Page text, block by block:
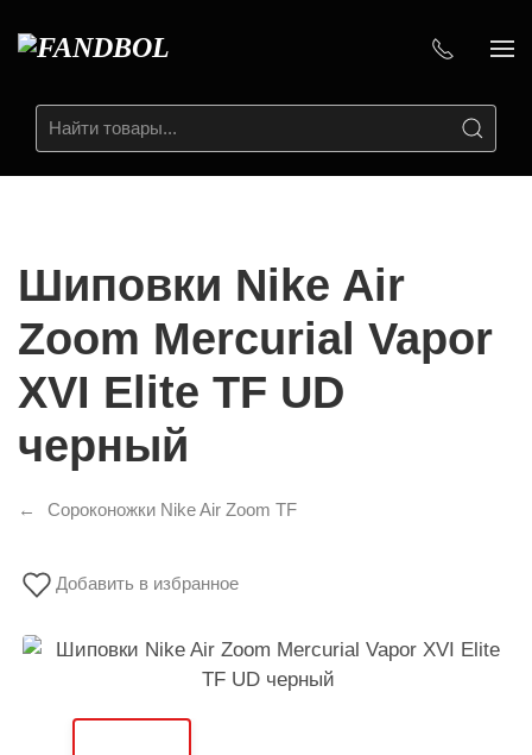
Шиповки Nike Air
Zoom Mercurial Vapor
XVI Elite TF UD
черный
Сороконожки Nike Air Zoom TF
Добавить в избранное